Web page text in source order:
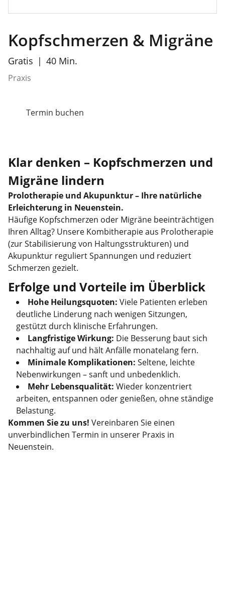
Kopfschmerzen & Migräne
Gratis 40 Min.
Praxis
Termin buchen
Klar denken – Kopfschmerzen und
Migräne lindern
Prolotherapie und Akupunktur – Ihre natürliche
Erleichterung in Neuenstein.
Häufige Kopfschmerzen oder Migräne beeinträchtigen
Ihren Alltag? Unsere Kombitherapie aus Prolotherapie
(zur Stabilisierung von Haltungsstrukturen) und
Akupunktur reguliert Spannungen und reduziert
Schmerzen gezielt.
Erfolge und Vorteile im Überblick
Hohe Heilungsquoten: Viele Patienten erleben
deutliche Linderung nach wenigen Sitzungen,
gestützt durch klinische Erfahrungen.
Langfristige Wirkung: Die Besserung baut sich
nachhaltig auf und hält Anfälle monatelang fern.
Minimale Komplikationen: Seltene, leichte
Nebenwirkungen – sanft und unbedenklich.
Mehr Lebensqualität: Wieder konzentriert
arbeiten, entspannen oder genießen, ohne ständige
Belastung.
Kommen Sie zu uns! Vereinbaren Sie einen
unverbindlichen Termin in unserer Praxis in
Neuenstein.